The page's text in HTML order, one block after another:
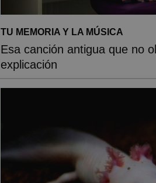
TU MEMORIA Y LA MÚSICA
Esa canción antigua que no
explicación